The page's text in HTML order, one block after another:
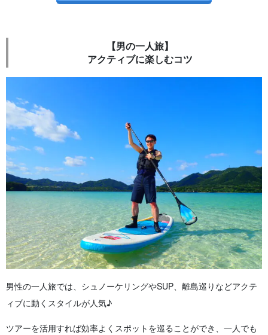
【男の一人旅】
アクティブに楽しむコツ
男性の一人旅では、シュノーケリングやSUP、離島巡りなどアクテ
ィブに動くスタイルが人気♪
ツアーを活用すれば効率よくスポットを巡ることができ、一人でも